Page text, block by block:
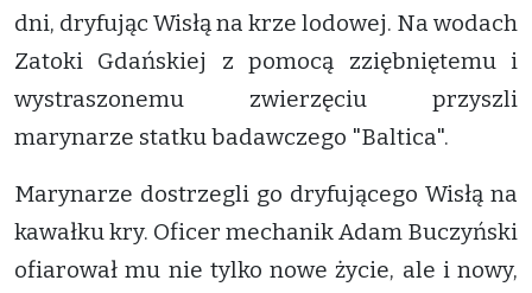
dni, dryfując Wisłą na krze lodowej. Na wodach
Zatoki Gdańskiej z pomocą zziębniętemu i
wystraszonemu zwierzęciu przyszli
marynarze statku badawczego "Baltica".
Marynarze dostrzegli go dryfującego Wisłą na
kawałku kry. Oficer mechanik Adam Buczyński
ofiarował mu nie tylko nowe życie, ale i nowy,